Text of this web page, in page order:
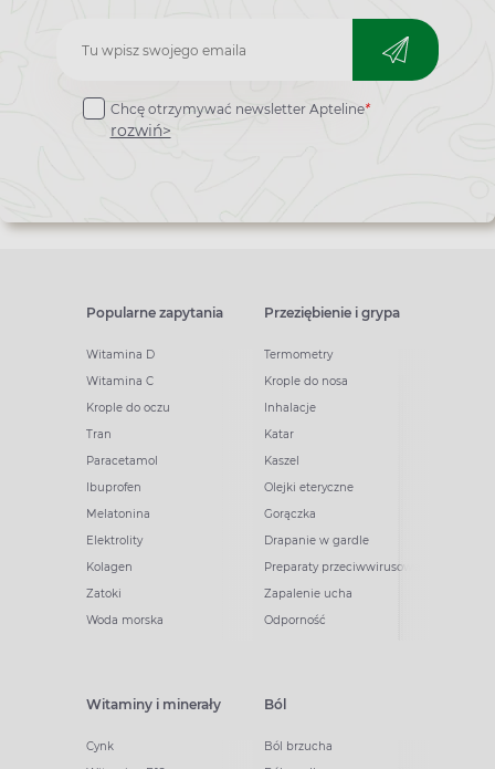
Zapisz
do
newslettera
Chcę otrzymywać newsletter Apteline*
rozwiń>
Popularne zapytania
Witamina D
Witamina C
Krople do oczu
Tran
Paracetamol
Ibuprofen
Melatonina
Elektrolity
Kolagen
Zatoki
Woda morska
Przeziębienie i grypa
Termometry
Krople do nosa
Inhalacje
Katar
Kaszel
Olejki eteryczne
Gorączka
Drapanie w gardle
Preparaty przeciwwirusowe
Zapalenie ucha
Odporność
Witaminy i minerały
Cynk
Ból
Ból brzucha